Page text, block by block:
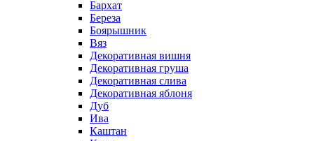
Бархат
Береза
Боярышник
Вяз
Декоративная вишня
Декоративная груша
Декоративная слива
Декоративная яблоня
Дуб
Ива
Каштан